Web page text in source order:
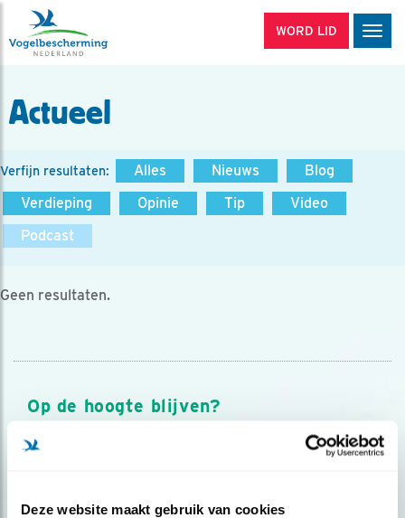
Deze website maakt gebruik van cookies
WORD LID
Actueel
Verfijn resultaten: Alles Nieuws
Blog
Verdieping
Opinie Tip
Video
Podcast
Geen resultaten.
Op de hoogte blijven?
Meld je aan en ontvang nieuws, inspiratie, acties en tips
over vogels en activiteiten van Vogelbescherming.